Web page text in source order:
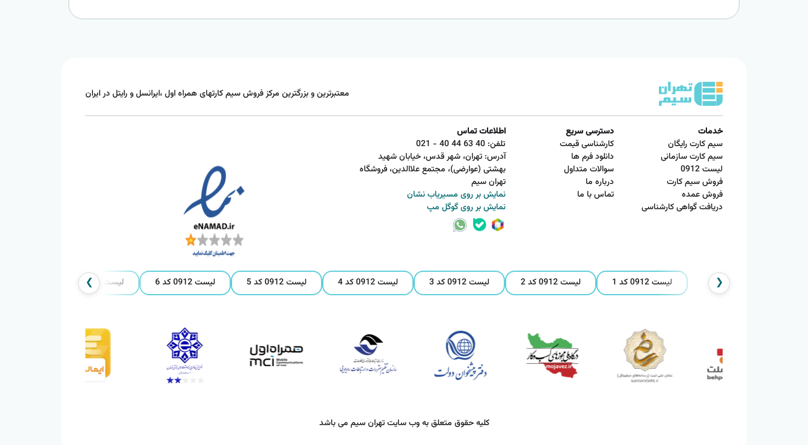
معتبرترین و بزرگترین مرکز فروش سیم کارتهای همراه اول ،ایرانسل و رایتل در ایران
خدمات
سیم کارت رایگان
سیم کارت سازمانی
لیست 0912
فروش سیم کارت
فروش عمده
دریافت گواهی کارشناسی
دسترسی سریع
کارشناسی قیمت
دانلود فرم ها
سوالات متداول
درباره ما
تماس با ما
اطلاعات تماس
تلفن:021 - 40 44 63 40
آدرس: تهران، شهر قدس، خیابان شهید
بهشتی (عوارضی)، مجتمع علاالدین، فروشگاه
تهران سیم
نمایش بر روی مسیریاب نشان
نمایش بر روی گوگل مپ
❮ لیست 0912 کد 1 لیست 0912 کد 2 لیست 0912 کد 3 لیست 0912 کد 4 لیست 0912 کد 5 لیست 0912 کد 6 لیست 0912 کد 7 ❯
کلیه حقوق متعلق به وب سایت تهران سیم می باشد